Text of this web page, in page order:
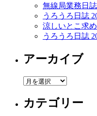
無線局業務日誌
うろうろ日誌
涼しいとこ求
うろうろ日誌
アーカイブ
ア
カ
イ
カテゴリー